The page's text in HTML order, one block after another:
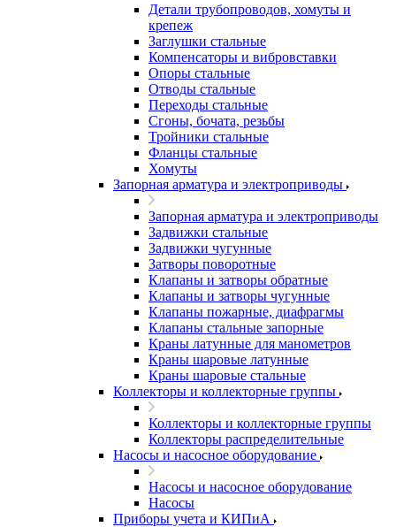
Детали трубопроводов, хомуты и
крепеж
Заглушки стальные
Компенсаторы и вибровставки
Опоры стальные
Отводы стальные
Переходы стальные
Сгоны, бочата, резьбы
Тройники стальные
Фланцы стальные
Хомуты
Запорная арматура и электроприводы
Запорная арматура и электроприводы
Задвижки стальные
Задвижки чугунные
Затворы поворотные
Клапаны и затворы обратные
Клапаны и затворы чугунные
Клапаны пожарные, диафрагмы
Клапаны стальные запорные
Краны латунные для манометров
Краны шаровые латунные
Краны шаровые стальные
Коллекторы и коллекторные группы
Коллекторы и коллекторные группы
Коллекторы распределительные
Насосы и насосное оборудование
Насосы и насосное оборудование
Насосы
Приборы учета и КИПиА